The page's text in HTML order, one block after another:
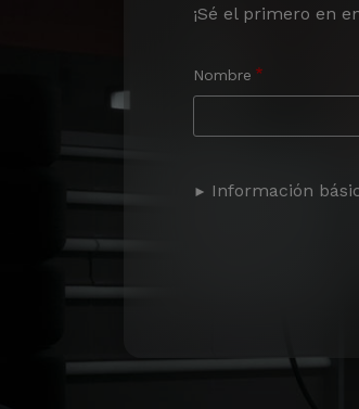
¡Sé el primero en
Nombre
Información